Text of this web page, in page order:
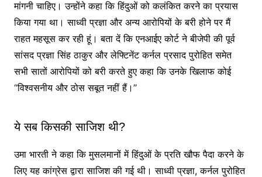
मांगनी चाहिए। उन्होंने कहा कि हिंदुओं को कलंकित करने का प्रयास
किया गया था। साध्वी प्रज्ञा और अन्य आरोपियों के बरी होने पर मैं
राहत महसूस कर रही हूं। बता दें कि एनआईए कोर्ट ने बीजेपी की पूर्व
सांसद प्रज्ञा सिंह ठाकुर और लेफ्टिनेंट कर्नल प्रसाद पुरोहित समेत
सभी सातों आरोपियों को बरी करते हुए कहा कि उनके खिलाफ कोई
‘‘विश्वसनीय और ठोस सबूत नहीं हैं।’’
ये सब किसकी साजिश थी?
उमा भारती ने कहा कि मुसलमानों में हिंदुओं के प्रति खौफ पैदा करने के
लिए यह कांग्रेस द्वारा साजिश की गई थी। साध्वी प्रज्ञा, कर्नल पुरोहित